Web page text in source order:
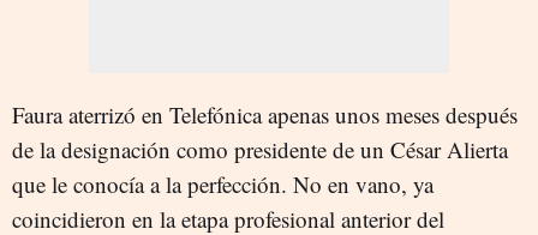
Faura aterrizó en Telefónica apenas unos meses después
de la designación como presidente de un César Alierta
que le conocía a la perfección. No en vano, ya
coincidieron en la etapa profesional anterior del